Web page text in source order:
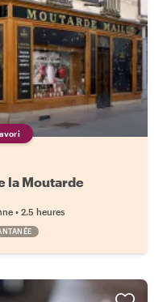
la Moutarde
• 2.5 heures